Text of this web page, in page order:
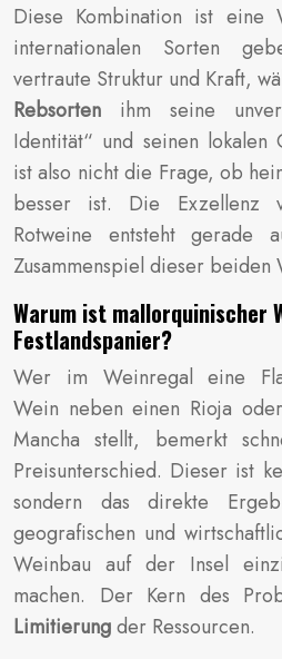
Diese Kombination ist eine
internationalen Sorten
vertraute Struktur und Kraft,
Rebsorten ihm seine
Identität“ und seinen lokalen
ist also nicht die Frage, ob
besser ist. Die Exzellenz
Rotweine entsteht gerade
Zusammenspiel dieser beiden
Warum ist mallorquinischer
Festlandspanier?
Wer im Weinregal eine
Wein neben einen Rioja
Mancha stellt, bemerkt
Preisunterschied. Dieser ist
sondern das direkte
geografischen und
Weinbau auf der Insel
machen. Der Kern des
Limitierungder Ressourcen.